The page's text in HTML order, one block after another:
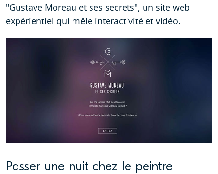
"Gustave Moreau et ses secrets", un site web
expérientiel qui mêle interactivité et vidéo.
Passer une nuit chez le peintre